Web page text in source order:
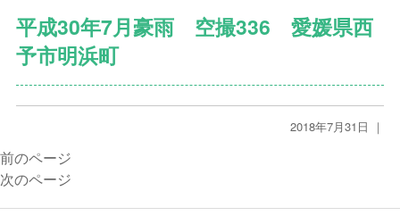
平成30年7月豪雨 空撮336 愛媛県西
予市明浜町
2018年7月31日 ｜
前のページ
次のページ